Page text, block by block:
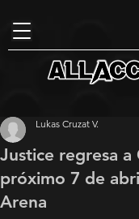
Justice regresa a
próximo 7 de
Arena
Lukas Cruzat V.